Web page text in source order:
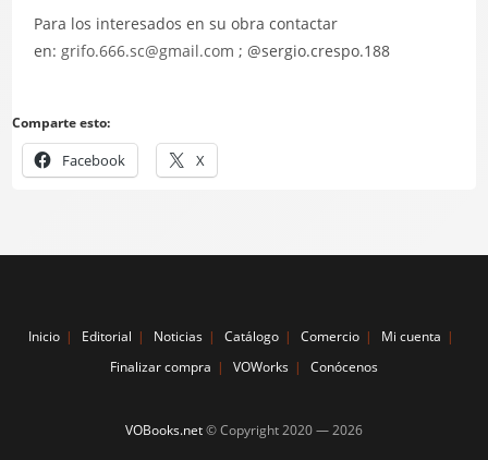
Para los interesados en su obra contactar
en: grifo.666.sc@gmail.com ; @sergio.crespo.188
Comparte esto:
Facebook X
Inicio Editorial Noticias Catálogo Comercio
Mi cuenta
Finalizar compra
VOWorks Conócenos
VOBooks.net© Copyright 2020 —2026